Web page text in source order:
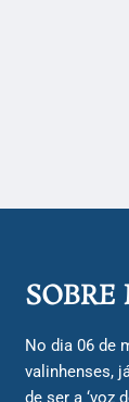
SOBRE
No dia 06 de
valinhenses,
de ser a ‘voz